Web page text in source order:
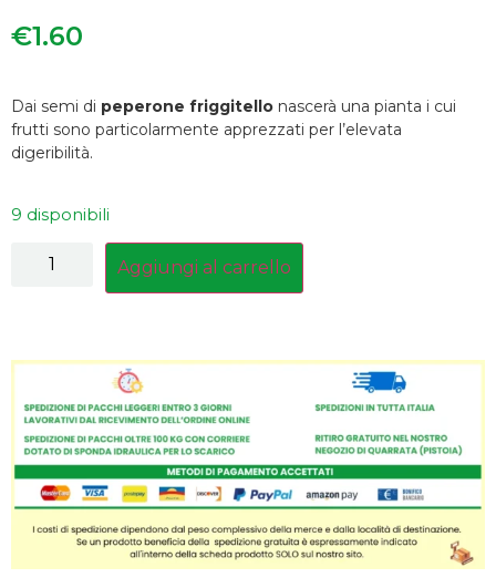
€1.60
Dai semi di peperone friggitello nascerà una pianta i cui
frutti sono particolarmente apprezzati per l’elevata
digeribilità.
9 disponibili
Aggiungi al carrello